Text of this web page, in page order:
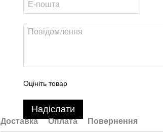
Оцініть товар
Надіслати
Доставка Оплата Повернення